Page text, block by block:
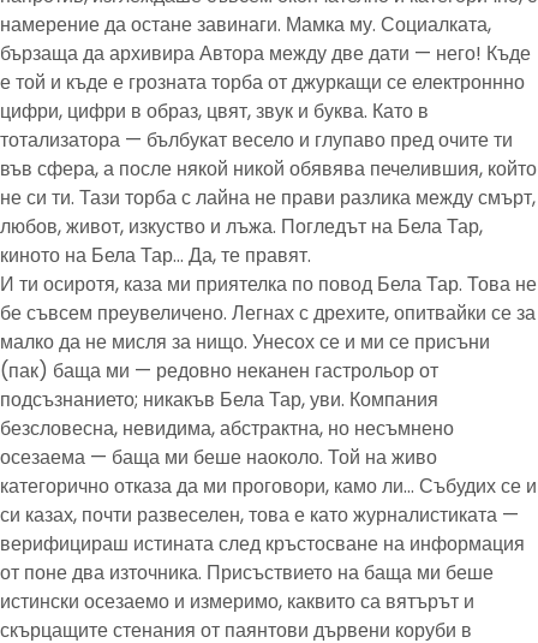
намерение да остане завинаги. Мамка му. Социалката,
бързаща да архивира Автора между две дати — него! Къде
е той и къде е грозната торба от джуркащи се електроннно
цифри, цифри в образ, цвят, звук и буква. Като в
тотализатора — бълбукат весело и глупаво пред очите ти
във сфера, а после някой никой обявява печелившия, който
не си ти. Тази торба с лайна не прави разлика между смърт,
любов, живот, изкуство и лъжа. Погледът на Бела Тар,
киното на Бела Тар… Да, те правят.
И ти осиротя, каза ми приятелка по повод Бела Тар. Това не
бе съвсем преувеличено. Легнах с дрехите, опитвайки се за
малко да не мисля за нищо. Унесох се и ми се присъни
(пак) баща ми — редовно неканен гастрольор от
подсъзнанието; никакъв Бела Тар, уви. Компания
безсловесна, невидима, абстрактна, но несъмнено
осезаема — баща ми беше наоколо. Той на живо
категорично отказа да ми проговори, камо ли… Събудих се и
си казах, почти развеселен, това е като журналистиката —
верифицираш истината след кръстосване на информация
от поне два източника. Присъствието на баща ми беше
истински осезаемо и измеримо, каквито са вятърът и
скърцащите стенания от паянтови дървени коруби в